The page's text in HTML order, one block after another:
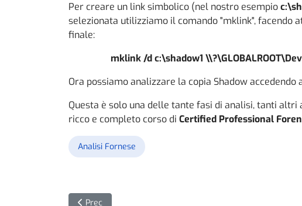
Per creare un link simbolico (nel nostro esempio
selezionata utilizziamo il comando "mklink", facendo
finale:
mklink /d c:\shadow1
Ora possiamo analizzare la copia Shadow accedendo
Questa è solo una delle tante fasi di analisi, tanti
ricco e completo corso di Certified Professional
Analisi Fornese
Articolo precedente: Le truffe BEC si spostano su Zoom et
Prec